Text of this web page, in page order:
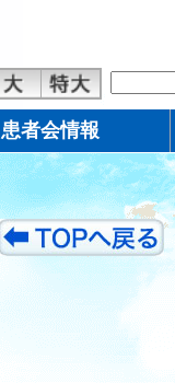
患者会情報